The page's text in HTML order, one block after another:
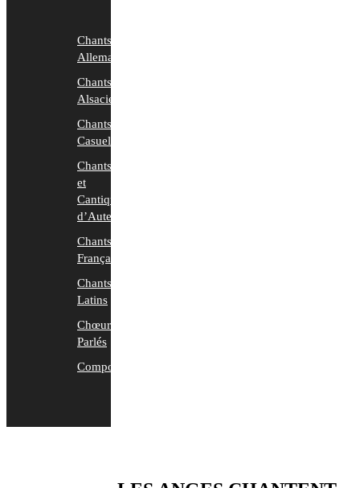
Chants
Allemands
Chants
Alsaciens
Chants
Casuels
Chants
et
Cantiques
d’Auteurs
Chants
Français
Chants
Latins
Chœurs
Parlés
Compositions